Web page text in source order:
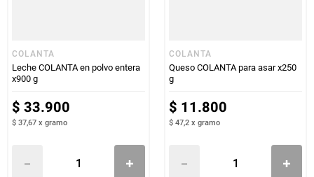
COLANTA
Leche COLANTA en polvo entera
x900 g
$ 33.900
$ 37,67 x gramo
COLANTA
Queso COLANTA para asar x250
g
$ 11.800
$ 47,2 x gramo